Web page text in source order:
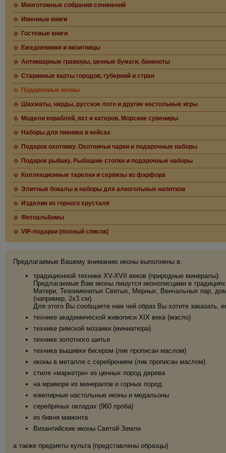
Многотомные собрания сочинений
Именные книги
Гостевые книги
Ежедневники и визитницы
Антикварные гравюры, ценные бумаги, банкноты
Старинные карты городов, губерний и стран
Подарочные иконы
Шахматы, нарды, русское лото и другие настольные игры
Модели кораблей, яхт и катеров. Морские сувениры
Наборы для пикника в кейсах
Подарок охотнику. Охотничьи чарки и подарочные наборы
Подарок рыбаку. Рыбацкие стопки и подарочные наборы
Коллекционные тарелки и сервизы из фарфора
Элитные бокалы и наборы для алкогольных напитков
Изделия из горного хрусталя
Фотоальбомы
VIP-подарки (полный список)
Предлагаемые Вашему вниманию иконы выполнены в:
традиционной технике XV-XVII веков (природные минералы)
Предлагаемые Вам иконы пишутся иконописцами в
Матери, Тезоименитых Святых, Мерных, Венчальных пар,
(например, 2х3 см).
Для этого Вы сообщаете нам чей образ Вы хотите заказать,
технике академической живописи XIX века (масло)
технике римской мозаики (миниатюра)
технике золотного шитья
техника вышивки бисером (лик прописан маслом)
иконы в металле с серебрением (лик прописан маслом)
стиле «маркетри» из ценных пород дерева
на мраморе из минералов и горных пород
ювелирные настольные иконы и медальоны
серебряных окладах (960 проба)
из бивня мамонта
Византийские иконы Святой Земли
а также предметы культа (представлены образцы)